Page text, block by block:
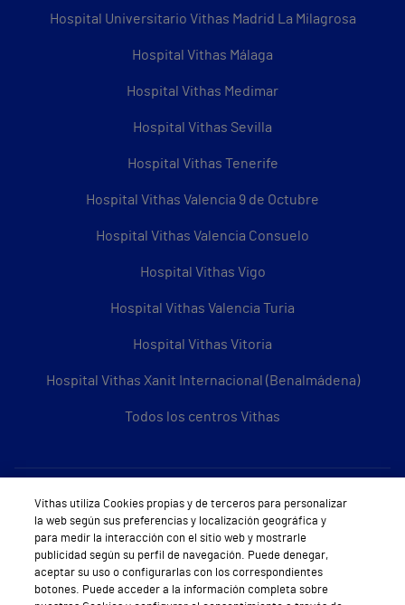
Hospital Universitario Vithas Madrid La Milagrosa
Hospital Vithas Málaga
Hospital Vithas Medimar
Hospital Vithas Sevilla
Hospital Vithas Tenerife
Hospital Vithas Valencia 9 de Octubre
Hospital Vithas Valencia Consuelo
Hospital Vithas Vigo
Hospital Vithas Valencia Turia
Hospital Vithas Vitoria
Hospital Vithas Xanit Internacional (Benalmádena)
Todos los centros Vithas
Sobre Vithas
Quiénes somos
Trabajar en Vithas
Vithas utiliza Cookies propias y de terceros para personalizar
la web según sus preferencias y localización geográfica y
para medir la interacción con el sitio web y mostrarle
publicidad según su perfil de navegación. Puede denegar,
aceptar su uso o configurarlas con los correspondientes
botones. Puede acceder a la información completa sobre